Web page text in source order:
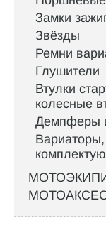
Замки
Звёзды
Ремни
Глушители
Втулки
колесные
Демпферы
Вариаторы,